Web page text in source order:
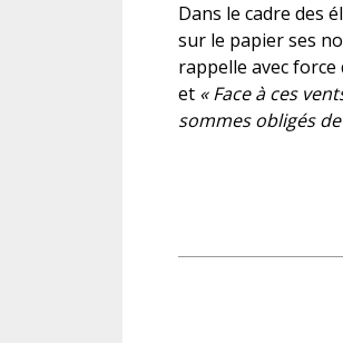
Dans le cadre des
sur le papier ses
rappelle avec
et « Face à ces
sommes obligés de